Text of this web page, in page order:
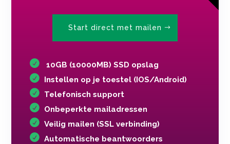
Start direct met mailen
10GB (10000MB) SSD opslag
Instellen op je toestel (IOS/Android)
Telefonisch support
Onbeperkte mailadressen
Veilig mailen (SSL verbinding)
Automatische beantwoorders